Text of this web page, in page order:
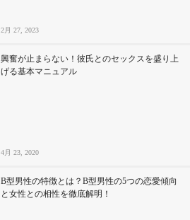
2月 27, 2023
興奮が止まらない！彼氏とのセックスを盛り上
げる基本マニュアル
4月 23, 2020
B型男性の特徴とは？B型男性の5つの恋愛傾向
と女性との相性を徹底解明！